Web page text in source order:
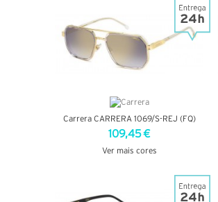
Carrera CARRERA 1069/S-REJ (FQ)
109,45 €
Ver mais cores